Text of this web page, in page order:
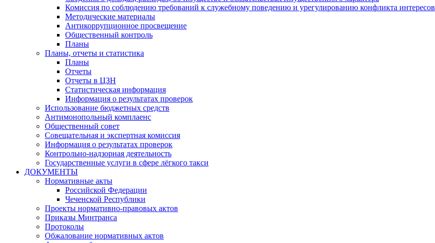
Комиссия по соблюдению требований к служебному поведению и урегулированию конфликта интересов
Методические материалы
Антикоррупционное просвещение
Общественный контроль
Планы
Планы, отчеты и статистика
Планы
Отчеты
Отчеты в ЦЗН
Статистическая информация
Информация о результатах проверок
Использование бюджетных средств
Антимонопольный комплаенс
Общественный совет
Совещательная и экспертная комиссия
Информация о результатах проверок
Контрольно-надзорная деятельность
Государственные услуги в сфере лёгкого такси
ДОКУМЕНТЫ
Нормативные акты
Российской Федерации
Чеченской Республики
Проекты нормативно-правовых актов
Приказы Минтранса
Протоколы
Обжалование нормативных актов